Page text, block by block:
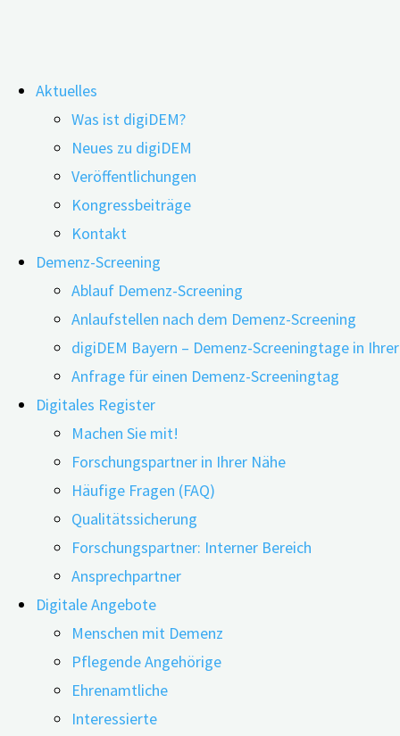
Inhalt
springen
Aktuelles
Was ist digiDEM?
Neues zu digiDEM
Veröffentlichungen
Kongressbeiträge
Kontakt
Demenz-Screening
Ablauf Demenz-Screening
Anlaufstellen nach dem Demenz-Screening
digiDEM Bayern – Demenz-Screeningtage in
Anfrage für einen Demenz-Screeningtag
Digitales Register
Machen Sie mit!
Forschungspartner in Ihrer Nähe
Häufige Fragen (FAQ)
Qualitätssicherung
Forschungspartner: Interner Bereich
Ansprechpartner
Digitale Angebote
Menschen mit Demenz
Pflegende Angehörige
Ehrenamtliche
Interessierte
digiDEM Bayern ist europäisches
Vorzeigebeispiel
13.05.2026
Bayern als
Pressemitteilungen
Über digiDEM Bayern
Bildmaterial & Logos
Pressespiegel
Pressekontakt
Newsletter
Friedrich-Alexander-
Universität Erlangen-
Nürnberg
Interdisziplinäres Zentrum
für HTA und Public Health
digiDEM Bayern
Schwabachanlage 6 |
91054 Erlangen
E-Mail:info@digidem-
bayern.de